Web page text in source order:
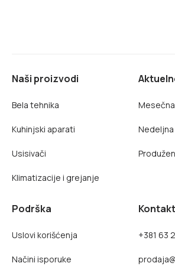
Naši proizvodi
Bela tehnika
Kuhinjski aparati
Usisivači
Klimatizacije i grejanje
Podrška
Uslovi korišćenja
Načini isporuke
+381 63